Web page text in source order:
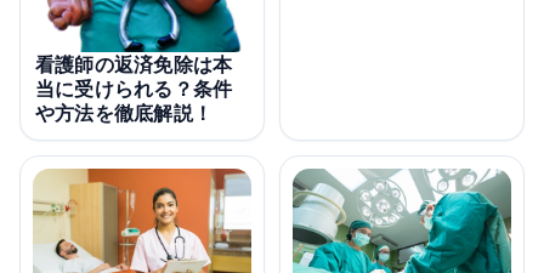
看護師の返済免除は本
当に受けられる？条件
や方法を徹底解説！